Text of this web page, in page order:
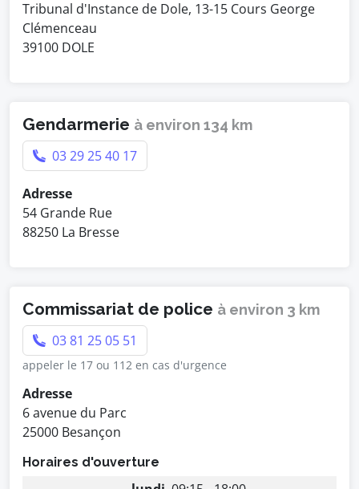
Tribunal d'Instance de Dole, 13-15 Cours George
Clémenceau
39100 DOLE
Gendarmerie à environ 134 km
03 29 25 40 17
Adresse
54 Grande Rue
88250 La Bresse
Commissariat de police à environ 3 km
03 81 25 05 51
appeler le 17 ou 112 en cas d'urgence
Adresse
6 avenue du Parc
25000 Besançon
Horaires d'ouverture